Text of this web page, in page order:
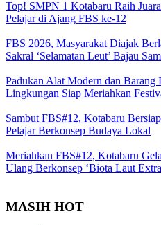
Top! SMPN 1 Kotabaru Raih
Pelajar di Ajang FBS ke-12
FBS 2026, Masyarakat Diajak
Sakral ‘Selamatan Leut’ Bajau
Padukan Alat Modern dan
Lingkungan Siap Meriahkan
Sambut FBS#12, Kotabaru
Pelajar Berkonsep Budaya Lokal
Meriahkan FBS#12, Kotabaru
Ulang Berkonsep ‘Biota Laut
MASIH HOT